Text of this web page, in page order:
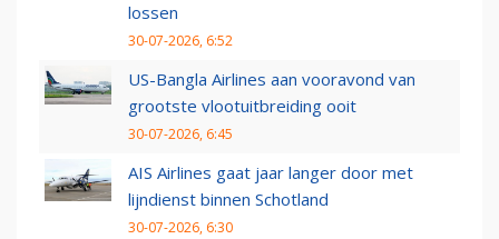
lossen
30-07-2026, 6:52
US-Bangla Airlines aan vooravond van
grootste vlootuitbreiding ooit
30-07-2026, 6:45
AIS Airlines gaat jaar langer door met
lijndienst binnen Schotland
30-07-2026, 6:30